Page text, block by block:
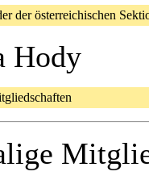
der österreichischen
Hody